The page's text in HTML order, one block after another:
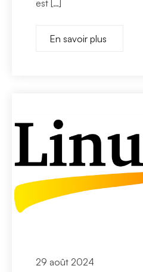
est […]
En savoir plus
29 août 2024